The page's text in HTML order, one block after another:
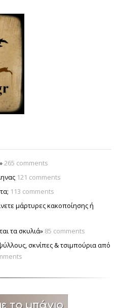
265 comments
121 comments
113 comments
μάρτυρες κακοποίησης ή
τα σκυλιά» 85 comments
σκνίπες & τσιμπούρια από